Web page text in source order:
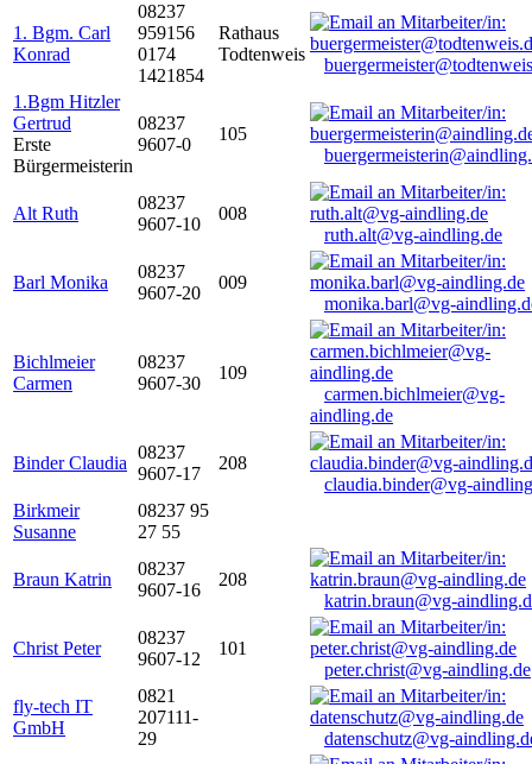
1. Bgm. Carl
Konrad
08237
959156
0174
1421854
Rathaus
Todtenweis
1.Bgm Hitzler
Gertrud
Erste
Bürgermeisterin
08237
9607-0
105
Alt Ruth
08237
9607-10
008
ruth.alt@vg-aindling.de
Barl Monika
08237
9607-20
009
monika.barl@vg-
Bichlmeier
Carmen
08237
9607-30
109
carmen.bichlmeier@vg-
aindling.de
Binder Claudia
08237
9607-17
208
claudia.binder@vg-
Birkmeir
Susanne
08237 95
27 55
Braun Katrin
08237
9607-16
208
katrin.braun@vg-
Christ Peter
08237
9607-12
101
peter.christ@vg-aindling.de
fly-tech IT
GmbH
0821
207111-
29
datenschutz@vg-